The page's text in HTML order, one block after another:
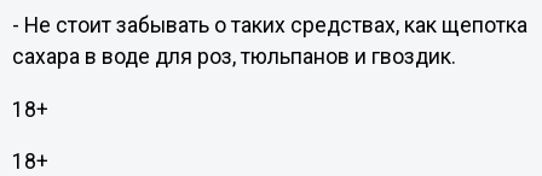
- Не стоит забывать о таких средствах, как щепотка
сахара в воде для роз, тюльпанов и гвоздик.
18+
18+